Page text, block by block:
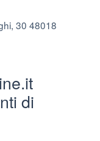
30 48018
di